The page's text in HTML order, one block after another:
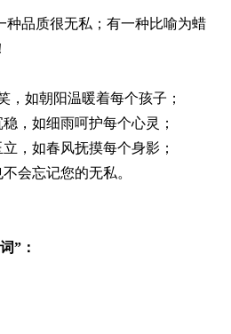
种品质很无私；有一种比喻为蜡
，如朝阳温暖着每个孩子；
，如细雨呵护每个心灵；
，如春风抚摸每个身影；
会忘记您的无私。
”：